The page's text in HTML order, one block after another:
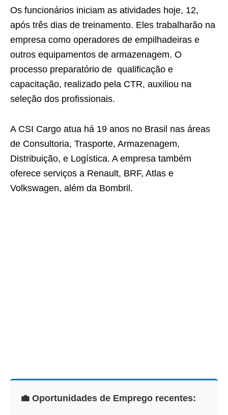
Os funcionários iniciam as atividades hoje, 12,
após três dias de treinamento. Eles trabalharão na
empresa como operadores de empilhadeiras e
outros equipamentos de armazenagem. O
processo preparatório de qualificação e
capacitação, realizado pela CTR, auxiliou na
seleção dos profissionais.
A CSI Cargo atua há 19 anos no Brasil nas áreas
de Consultoria, Trasporte, Armazenagem,
Distribuição, e Logística. A empresa também
oferece serviços a Renault, BRF, Atlas e
Volkswagen, além da Bombril.
💼 Oportunidades de Emprego recentes: